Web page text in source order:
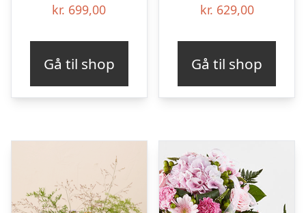
kr. 699,00
Gå til shop
kr. 629,00
Gå til shop